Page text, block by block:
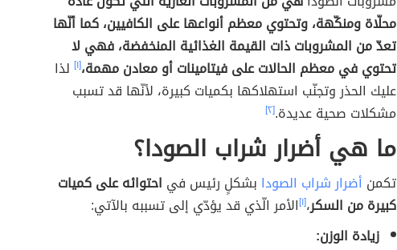
محلّاة ومنكّهة، وتحتوي معظم أنواعها على الكافيين، كما أنّها
تعدّ من المشروبات ذات القيمة الغذائية المنخفضة، فهي لا
تحتوي في معظم الحالات على فيتامينات أو معادن مهمة،[١] لذا
عليك الحذر وتجنّب استهلاكها بكميات كبيرة، لأنّها قد تسبب
مشكلات صحية عديدة.[٢]
ما هي أضرار شراب الصودا؟
تكمن أضرار شراب الصودا بشكلٍ رئيس في احتوائه على كميات
كبيرة من السكر،[١] الأمر الّذي قد يؤدّي إلى تسببه بالآتي:
زيادة الوزن: